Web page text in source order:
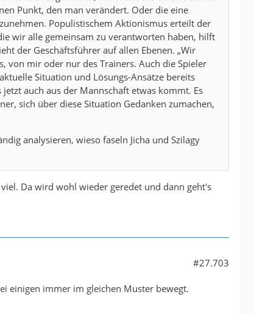
Punkt, den man verändert. Oder die eine
Populistischem Aktionismus erteilt der
wir alle gemeinsam zu verantworten haben, hilft
der Geschäftsführer auf allen Ebenen. „Wir
von mir oder nur des Trainers. Auch die Spieler
Situation und Lösungs-Ansätze bereits
auch aus der Mannschaft etwas kommt. Es
sich über diese Situation Gedanken zumachen,
analysieren, wieso faseln Jicha und Szilagy
Da wird wohl wieder geredet und dann geht's
#27.703
einigen immer im gleichen Muster bewegt.